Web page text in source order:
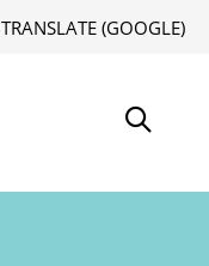
TRANSLATE (GOOGLE)
Søg